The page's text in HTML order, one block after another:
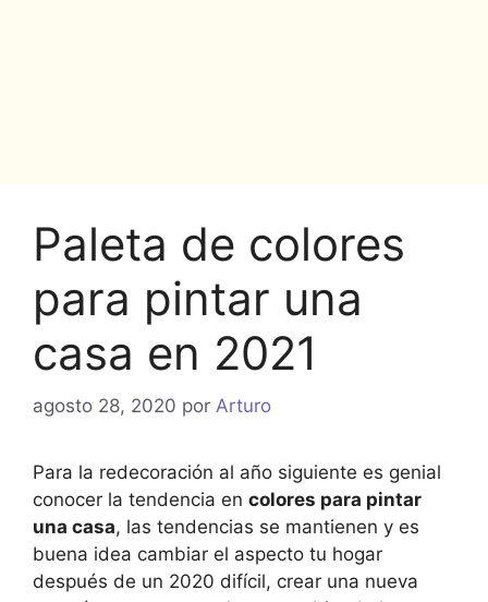
Paleta de colores
para pintar una
casa en 2021
agosto 28, 2020 por Arturo
Para la redecoración al año siguiente es genial
conocer la tendencia en colores para pintar
una casa, las tendencias se mantienen y es
buena idea cambiar el aspecto tu hogar
después de un 2020 difícil, crear una nueva